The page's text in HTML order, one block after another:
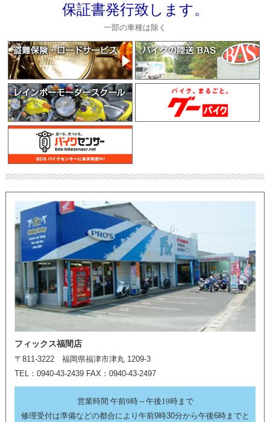
保証書発行致します。
一部の車種は除く
フィックス福間店
〒811-3222 福岡県福津市津丸 1209-3
TEL：0940-43-2439 FAX：0940-43-2497
営業時間 午前9時～午後19時まで
修理受付は準備などの都合により午前9時30分から午後6時までと